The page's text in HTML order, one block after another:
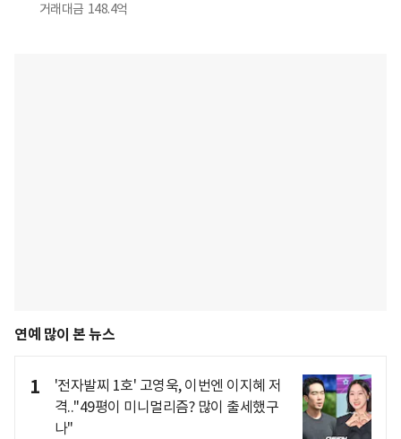
거래대금 148.4억
연예 많이 본 뉴스
1
'전자발찌 1호' 고영욱, 이번엔 이지혜 저
격.."49평이 미니멀리즘? 많이 출세했구
나"